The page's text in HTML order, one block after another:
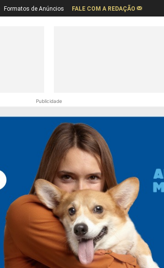
Formatos de Anúncios FALE COM A REDAÇÃO
Publicidade